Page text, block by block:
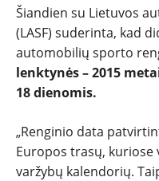
Šiandien su Lietuvos
(LASF) suderinta, kad
automobilių sporto
lenktynės – 2015
18 dienomis.
„Renginio data
Europos trasų, kuriose
varžybų kalendorių.